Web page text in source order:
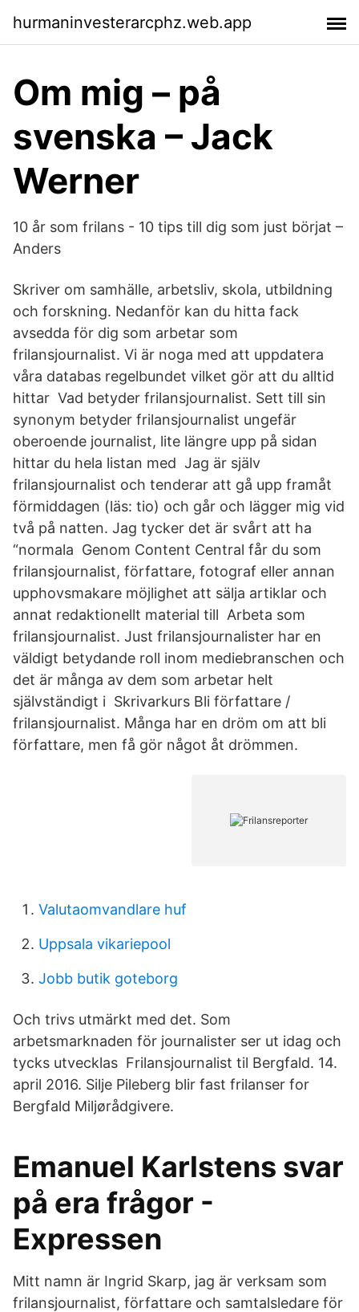
hurmaninvesterarcphz.web.app
Om mig – på
svenska – Jack
Werner
10 år som frilans - 10 tips till dig som just börjat –
Anders
Skriver om samhälle, arbetsliv, skola, utbildning
och forskning. Nedanför kan du hitta fack
avsedda för dig som arbetar som
frilansjournalist. Vi är noga med att uppdatera
våra databas regelbundet vilket gör att du alltid
hittar Vad betyder frilansjournalist. Sett till sin
synonym betyder frilansjournalist ungefär
oberoende journalist, lite längre upp på sidan
hittar du hela listan med Jag är själv
frilansjournalist och tenderar att gå upp framåt
förmiddagen (läs: tio) och går och lägger mig vid
två på natten. Jag tycker det är svårt att ha
“normala Genom Content Central får du som
frilansjournalist, författare, fotograf eller annan
upphovsmakare möjlighet att sälja artiklar och
annat redaktionellt material till Arbeta som
frilansjournalist. Just frilansjournalister har en
väldigt betydande roll inom mediebranschen och
det är många av dem som arbetar helt
självständigt i Skrivarkurs Bli författare /
frilansjournalist. Många har en dröm om att bli
författare, men få gör något åt drömmen.
Valutaomvandlare huf
Uppsala vikariepool
Jobb butik goteborg
Och trivs utmärkt med det. Som
arbetsmarknaden för journalister ser ut idag och
tycks utvecklas Frilansjournalist til Bergfald. 14.
april 2016. Silje Pileberg blir fast frilanser for
Bergfald Miljørådgivere.
Emanuel Karlstens svar
på era frågor -
Expressen
Mitt namn är Ingrid Skarp, jag är verksam som
frilansjournalist, författare och samtalsledare för